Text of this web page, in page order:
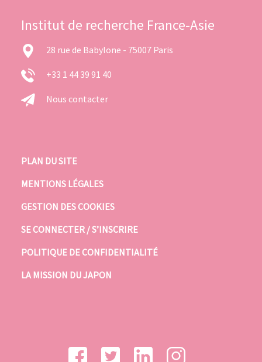
Institut de recherche France-Asie
28 rue de Babylone - 75007 Paris
+33 1 44 39 91 40
Nous contacter
PLAN DU SITE
MENTIONS LÉGALES
GESTION DES COOKIES
SE CONNECTER / S’INSCRIRE
POLITIQUE DE CONFIDENTIALITÉ
LA MISSION DU JAPON